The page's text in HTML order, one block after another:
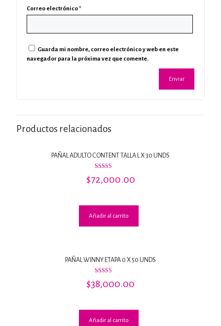
Correo electrónico*
Guarda mi nombre, correo electrónico y web en este
navegador para la próxima vez que comente.
Productos relacionados
PAÑAL ADULTO CONTENT TALLA L X 30 UNDS
con
$72,000.00
Añadir al carrito
PAÑAL WINNY ETAPA 0 X 50 UNDS
Valorado
con
$38,000.00
Añadir al carrito